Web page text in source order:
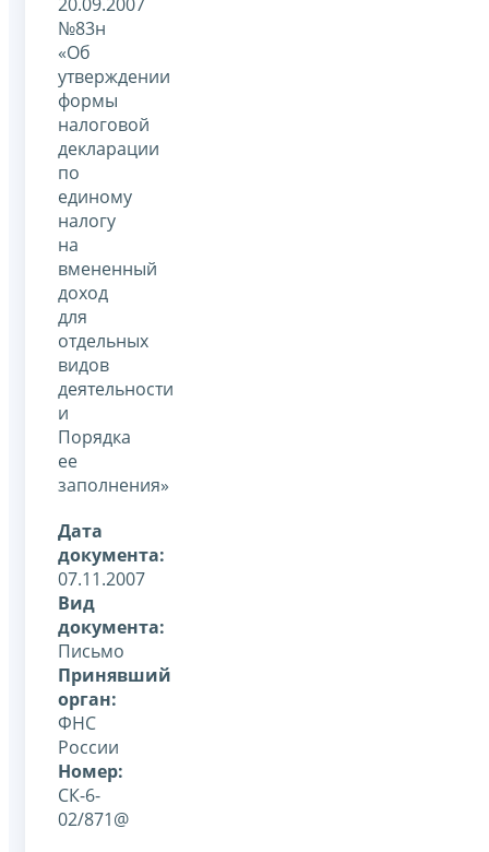
№83н
«Об
утверждении
формы
налоговой
декларации
по
единому
налогу
на
вмененный
доход
для
отдельных
видов
деятельности
и
Порядка
ее
заполнения»
Дата
документа:
07.11.2007
Вид
документа:
Письмо
Принявший
орган:
ФНС
России
Номер:
СК-6-
02/871@